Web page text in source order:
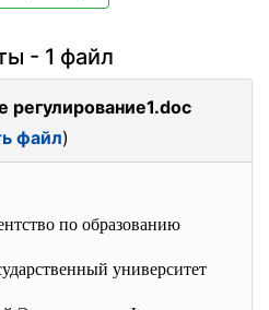
- 1 файл
регулирование1.doc
файл)
по образованию
университет